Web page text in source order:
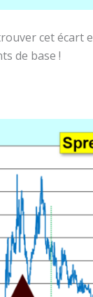
cet écart
de base !